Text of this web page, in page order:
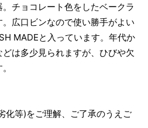
チョコレート色をしたベークラ
広口ビンなので使い勝手がよい
MADEと入っています。年代か
は多少見られますが、ひびや欠
化等)をご理解、ご了承のうえご